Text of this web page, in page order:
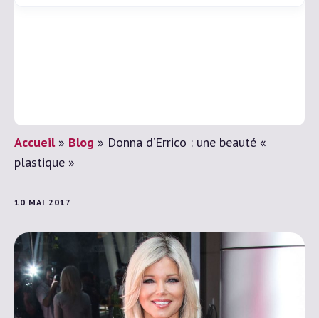
Accueil» Blog » Donna d’Errico : une beauté «
plastique »
10 MAI 2017